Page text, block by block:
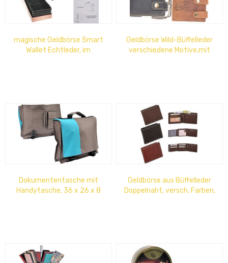
magische Geldbörse Smart
Wallet Echtleder, im
Geldbörse Wild-Büffelleder
verschiedene Motive,mit
Dokumententasche mit
Handytasche, 36 x 26 x 8
Geldbörse aus Büffelleder
Doppelnaht, versch. Farben,